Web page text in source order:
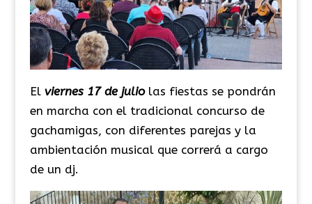
Elviernes 17 de julio las fiestas se pondrán
en marcha con el tradicional concurso de
gachamigas, con diferentes parejas y la
ambientación musical que correrá a cargo
de un dj.